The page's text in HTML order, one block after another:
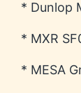
* Dunlop
* MXR
* MESA